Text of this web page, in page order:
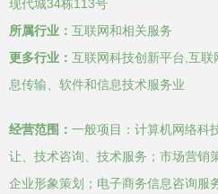
现代城34栋113号
所属行业： 互联网和相关服务
更多行业： 互联网科技创新平台,互
息传输、软件和信息技术服务业
经营范围： 一般项目：计算机网络科
让、技术咨询、技术服务；市场营销
企业形象策划；电子商务信息咨询服